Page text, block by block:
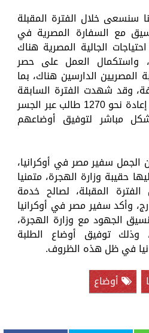
سنسعى خلال الفترة المقبلة
مع السفارة المصرية في
الجالية المصرية هناك
واستكمال العمل على حصر
المصريين الدارسين هناك، بما
وقد شهدت الفترة السابقة
نجاح الدولة المصرية في إعادة نحو 1270 طالب عبر الجسر
مباشر لتوفيق أوضاعهم
الجمل سفير مصر في أوكرانيا،
حقيبة وزارة الهجرة، متمنيا
المقبلة، لصالح خدمة
وأكد سفير مصر في أوكرانيا
الجهود مع وزارة الهجرة،
وذلك توفيق أوضاع الطلبة
في ظل هذه الظروف.
أوضاع